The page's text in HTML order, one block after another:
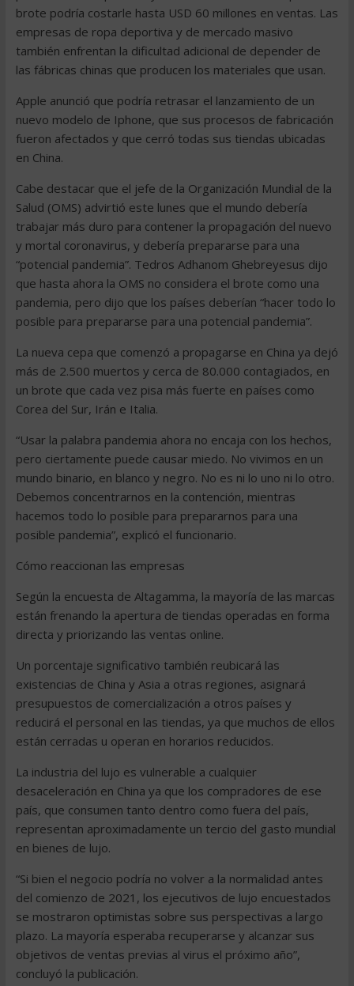
brote podría costarle hasta USD 60 millones en ventas. Las
empresas de ropa deportiva y de mercado masivo
también enfrentan la dificultad adicional de depender de
las fábricas chinas que producen los materiales que usan.
Apple anunció que podría retrasar el lanzamiento de un
nuevo modelo de Iphone, que sus procesos de fabricación
fueron afectados y que cerró todas sus tiendas ubicadas
en China.
Cabe destacar que el jefe de la Organización Mundial de la
Salud (OMS) advirtió este lunes que el mundo debería
trabajar más duro para contener la propagación del nuevo
y mortal coronavirus, y debería prepararse para una
“potencial pandemia”. Tedros Adhanom Ghebreyesus dijo
que hasta ahora la OMS no considera el brote como una
pandemia, pero dijo que los países deberían “hacer todo lo
posible para prepararse para una potencial pandemia”.
La nueva cepa que comenzó a propagarse en China ya dejó
más de 2.500 muertos y cerca de 80.000 contagiados, en
un brote que cada vez pisa más fuerte en países como
Corea del Sur, Irán e Italia.
“Usar la palabra pandemia ahora no encaja con los hechos,
pero ciertamente puede causar miedo. No vivimos en un
mundo binario, en blanco y negro. No es ni lo uno ni lo otro.
Debemos concentrarnos en la contención, mientras
hacemos todo lo posible para prepararnos para una
posible pandemia”, explicó el funcionario.
Cómo reaccionan las empresas
Según la encuesta de Altagamma, la mayoría de las marcas
están frenando la apertura de tiendas operadas en forma
directa y priorizando las ventas online.
Un porcentaje significativo también reubicará las
existencias de China y Asia a otras regiones, asignará
presupuestos de comercialización a otros países y
reducirá el personal en las tiendas, ya que muchos de ellos
están cerradas u operan en horarios reducidos.
La industria del lujo es vulnerable a cualquier
desaceleración en China ya que los compradores de ese
país, que consumen tanto dentro como fuera del país,
representan aproximadamente un tercio del gasto mundial
en bienes de lujo.
“Si bien el negocio podría no volver a la normalidad antes
del comienzo de 2021, los ejecutivos de lujo encuestados
se mostraron optimistas sobre sus perspectivas a largo
plazo. La mayoría esperaba recuperarse y alcanzar sus
objetivos de ventas previas al virus el próximo año”,
concluyó la publicación.